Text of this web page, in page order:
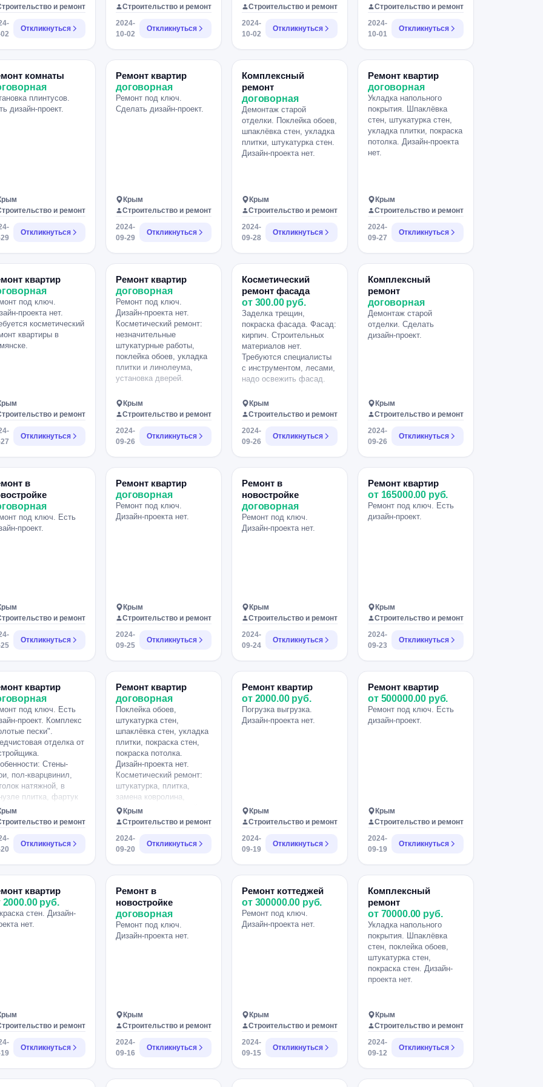
оплачивается в 50%
объеме. Мы хотим
видеть
коммуникабельных,
нацеленных на результат,
ответственных
скрыт] ПИШИТЕ В
ВОТСАП.
с помощью
пены и
либо герлена.
облицовки.
и ремонт
Откликнуться
Строительство и ремонт
2024-
10-02
Откликнуться
Строительство и ремонт
2024-
10-02
Откликнуться
установить. Работать по
договору и по смете.
Сроки могут быть
увеличены. В план
внесём поправку: кухня и
диван в зале поменяются
Строительство и ремонт
2024-
10-01
Откликнуться
комнаты
плинтусов.
дизайн-проект.
и ремонт
Откликнуться
Ремонт квартир
договорная
Ремонт под ключ.
Сделать дизайн-проект.
Крым
Строительство и ремонт
2024-
09-29
Откликнуться
Комплексный
ремонт
договорная
Демонтаж старой
отделки. Поклейка обоев,
шпаклёвка стен, укладка
плитки, штукатурка стен.
Дизайн-проекта нет.
Крым
Строительство и ремонт
2024-
09-28
Откликнуться
Ремонт квартир
договорная
Укладка напольного
покрытия. Шпаклёвка
стен, штукатурка стен,
укладка плитки, покраска
потолка. Дизайн-проекта
нет.
Крым
Строительство и ремонт
2024-
09-27
Откликнуться
квартир
под ключ.
проекта нет.
косметический
квартиры в
и ремонт
Откликнуться
Ремонт квартир
договорная
Ремонт под ключ.
Дизайн-проекта нет.
Косметический ремонт:
незначительные
штукатурные работы,
поклейка обоев, укладка
плитки и линолеума,
установка дверей.
Крым
Строительство и ремонт
2024-
09-26
Откликнуться
Косметический
ремонт фасада
от 300.00 руб.
Заделка трещин,
покраска фасада. Фасад:
кирпич. Строительных
материалов нет.
Требуются специалисты
с инструментом, лесами,
надо освежить фасад.
Крым
Строительство и ремонт
2024-
09-26
Откликнуться
Комплексный
ремонт
договорная
Демонтаж старой
отделки. Сделать
дизайн-проект.
Крым
Строительство и ремонт
2024-
09-26
Откликнуться
в
под ключ. Есть
проект.
и ремонт
Откликнуться
Ремонт квартир
договорная
Ремонт под ключ.
Дизайн-проекта нет.
Крым
Строительство и ремонт
2024-
09-25
Откликнуться
Ремонт в
новостройке
договорная
Ремонт под ключ.
Дизайн-проекта нет.
Крым
Строительство и ремонт
2024-
09-24
Откликнуться
Ремонт квартир
от 165000.00 руб.
Ремонт под ключ. Есть
дизайн-проект.
Крым
Строительство и ремонт
2024-
09-23
Откликнуться
квартир
под ключ. Есть
проект. Комплекс
пески".
отделка от
Стены-
пол-кварцвинил,
натяжной, в
плитка, фартук
на кухне.
труб радиаторов
на стену.
с коробом.
угол из плитки и
дверей.
углов плитки.
Сроки
можно обсудить.
и ремонт
Откликнуться
Ремонт квартир
договорная
Поклейка обоев,
штукатурка стен,
шпаклёвка стен, укладка
плитки, покраска стен,
покраска потолка.
Дизайн-проекта нет.
Косметический ремонт:
штукатурка, плитка,
замена ковролина,
покраска стен, поклейка
обоев.
Крым
Строительство и ремонт
2024-
09-20
Откликнуться
Ремонт квартир
от 2000.00 руб.
Погрузка выгрузка.
Дизайн-проекта нет.
Крым
Строительство и ремонт
2024-
09-19
Откликнуться
Ремонт квартир
от 500000.00 руб.
Ремонт под ключ. Есть
дизайн-проект.
Крым
Строительство и ремонт
2024-
09-19
Откликнуться
квартир
2000.00 руб.
стен. Дизайн-
нет.
и ремонт
Откликнуться
Ремонт в
новостройке
договорная
Ремонт под ключ.
Дизайн-проекта нет.
Крым
Строительство и ремонт
2024-
09-16
Откликнуться
Ремонт коттеджей
от 300000.00 руб.
Ремонт под ключ.
Дизайн-проекта нет.
Крым
Строительство и ремонт
2024-
09-15
Откликнуться
Комплексный
ремонт
от 70000.00 руб.
Укладка напольного
покрытия. Шпаклёвка
стен, поклейка обоев,
штукатурка стен,
покраска стен. Дизайн-
проекта нет.
Крым
Строительство и ремонт
2024-
09-12
Откликнуться